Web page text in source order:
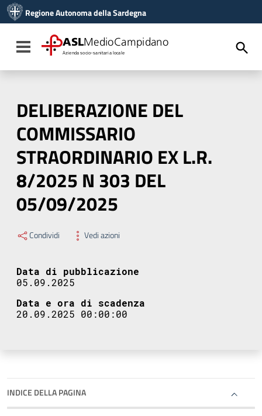
Vai al menu di navigazione
Vai al footer
Regione Autonoma della Sardegna
Toggle navigation
ASLMedioCampidano
Azienda socio-sanitaria locale
DELIBERAZIONE DEL
COMMISSARIO
STRAORDINARIO EX L.R.
8/2025 N 303 DEL
05/09/2025
Condividi Vedi azioni
Data di pubblicazione
05.09.2025
Data e ora di scadenza
20.09.2025 00:00:00
INDICE DELLA PAGINA